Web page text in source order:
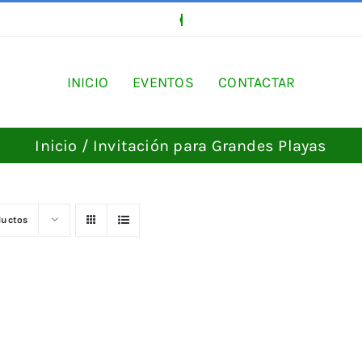
INICIO EVENTOS CONTACTAR
Inicio Invitación para Grandes Playas